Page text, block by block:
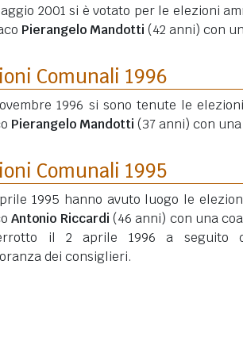
2001 si è votato per le elezioni
Pierangelo Mandotti (42 anni) con
Comunali 1996
1996 si sono tenute le
Pierangelo Mandotti (37 anni) con
Comunali 1995
1995 hanno avuto luogo le
Antonio Riccardi (46 anni) con una
il 2 aprile 1996 a seguito
dei consiglieri.